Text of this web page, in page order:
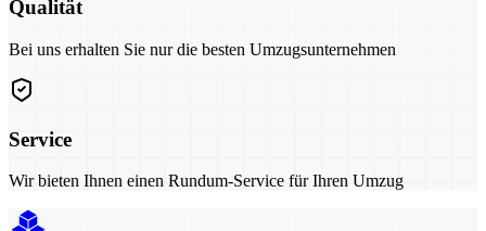
Qualität
Bei uns erhalten Sie nur die besten Umzugsunternehmen
Service
Wir bieten Ihnen einen Rundum-Service für Ihren Umzug